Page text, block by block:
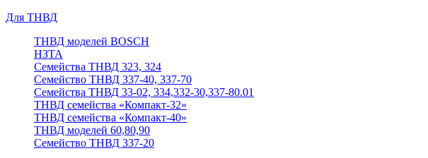
Для ТНВД
ТНВД моделей BOSCH
НЗТА
Семейства ТНВД 323, 324
Семейство ТНВД 337-40, 337-70
Семейства ТНВД 33-02, 334,332-30,337-80.01
ТНВД семейства «Компакт-32»
ТНВД семейства «Компакт-40»
ТНВД моделей 60,80,90
Семейство ТНВД 337-20